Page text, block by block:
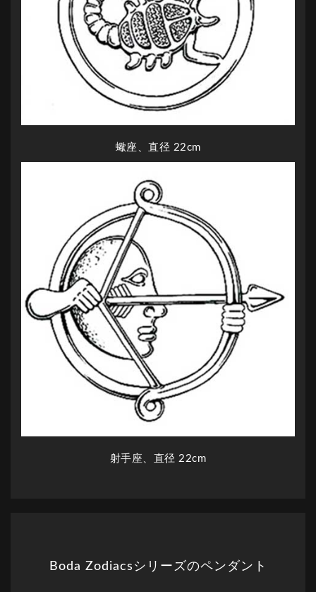
蠍座、直径 22cm
射手座、直径 22cm
Boda Zodiacsシリーズのペンダント